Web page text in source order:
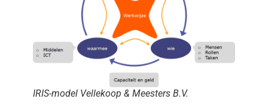
IRIS-model Vellekoop & Meesters B.V.